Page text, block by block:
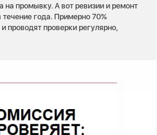
промывку. А вот ревизии и ремонт
года. Примерно 70%
проверки регулярно,